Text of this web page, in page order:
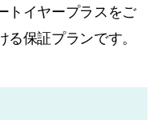
トイヤープラスをご
保証プランです。